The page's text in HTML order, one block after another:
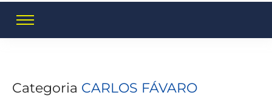
Categoria CARLOS FÁVARO